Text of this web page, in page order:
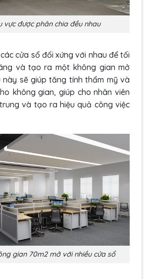
vực được phân chia đều nhau
cửa sổ đối xứng với nhau để tối
và tạo ra một không gian mở
này sẽ giúp tăng tính thẩm mỹ và
không gian, giúp cho nhân viên
và tạo ra hiệu quả công việc
gian 70m2 mở với nhiều cửa sổ